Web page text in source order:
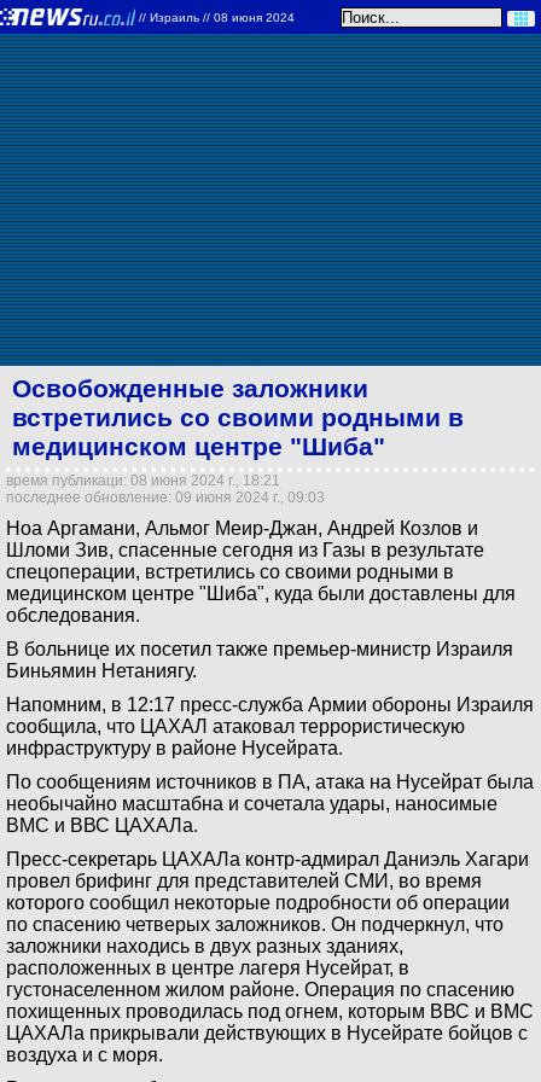
// Израиль // 08 июня 2024
Освобожденные заложники
встретились со своими родными в
медицинском центре "Шиба"
время публикаци: 08 июня 2024 г., 18:21
последнее обновление: 09 июня 2024 г., 09:03
Ноа Аргамани, Альмог Меир-Джан, Андрей Козлов и
Шломи Зив, спасенные сегодня из Газы в результате
спецоперации, встретились со своими родными в
медицинском центре "Шиба", куда были доставлены для
обследования.
В больнице их посетил также премьер-министр Израиля
Биньямин Нетаниягу.
Напомним, в 12:17 пресс-служба Армии обороны Израиля
сообщила, что ЦАХАЛ атаковал террористическую
инфраструктуру в районе Нусейрата.
По сообщениям источников в ПА, атака на Нусейрат была
необычайно масштабна и сочетала удары, наносимые
ВМС и ВВС ЦАХАЛа.
Пресс-секретарь ЦАХАЛа контр-адмирал Даниэль Хагари
провел брифинг для представителей СМИ, во время
которого сообщил некоторые подробности об операции
по спасению четверых заложников. Он подчеркнул, что
заложники находись в двух разных зданиях,
расположенных в центре лагеря Нусейрат, в
густонаселенном жилом районе. Операция по спасению
похищенных проводилась под огнем, которым ВВС и ВМС
ЦАХАЛа прикрывали действующих в Нусейрате бойцов с
воздуха и с моря.